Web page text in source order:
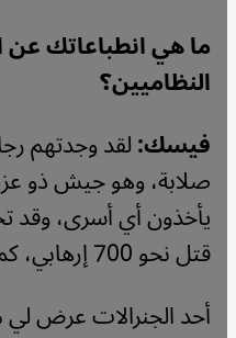
ما هي انطباعاتك عن
النظاميين؟
فيسك:لقد وجدتهم
صلابة، وهو جيش ذو
يأخذون أي أسرى، وقد
قتل نحو 700 إرهابي، كما يسمون الثوار.
أحد الجنرالات عرض